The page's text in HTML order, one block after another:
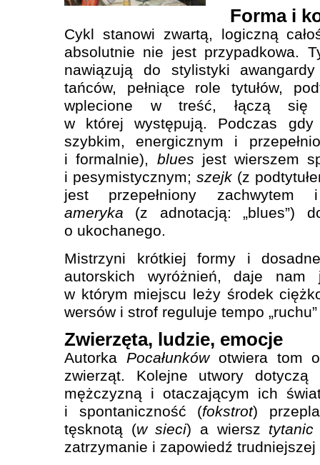
Forma i
Cykl stanowi zwartą, logiczną
absolutnie nie jest przypadkowa.
nawiązują do stylistyki
tańców, pełniące role tytułów,
wplecione w treść, łączą się
w której występują. Podczas
szybkim, energicznym i
i formalnie), blues jest wierszem
i pesymistycznym; szejk (z
jest przepełniony
ameryka (z adnotacją: „blues”)
o ukochanego.
Mistrzyni krótkiej formy i
autorskich wyróżnień, daje nam
w którym miejscu leży środek
wersów i strof reguluje tempo
Zwierzęta, ludzie, emocje
Autorka Pocałunkówotwiera tom
zwierząt. Kolejne utwory dotyczą
mężczyzną i otaczającym ich
i spontaniczność (fokstrot)
tęsknotą (w sieci) a wiersz tytanic
zatrzymanie i zapowiedź